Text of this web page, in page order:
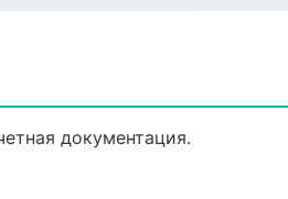
документация.